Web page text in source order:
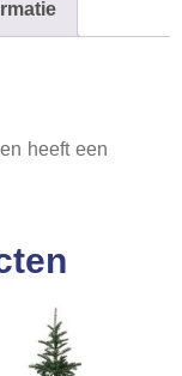
heeft een